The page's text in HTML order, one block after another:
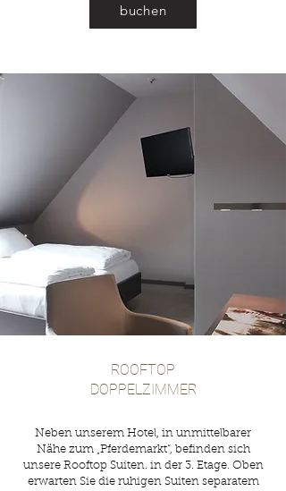
buchen
ROOFTOP
DOPPELZIMMER
Neben unserem Hotel, in unmittelbarer
Nähe zum „Pferdemarkt“, befinden sich
unsere Rooftop Suiten. in der 3. Etage. Oben
erwarten Sie die ruhigen Suiten separatem